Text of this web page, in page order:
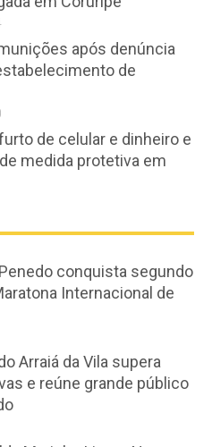
após denúncia
de
de celular e dinheiro e
medida protetiva em
conquista segundo
Internacional de
Arraiá da Vila supera
e reúne grande público